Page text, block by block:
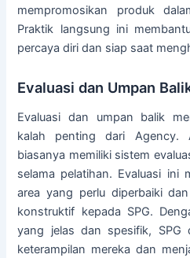
mempromosikan produk
Praktik langsung ini
percaya diri dan siap saat
Evaluasi dan Umpan
Evaluasi dan umpan balik
kalah penting dari Agency.
biasanya memiliki sistem
selama pelatihan. Evaluasi ini
area yang perlu diperbaiki
konstruktif kepada SPG.
yang jelas dan spesifik, SPG
keterampilan mereka dan